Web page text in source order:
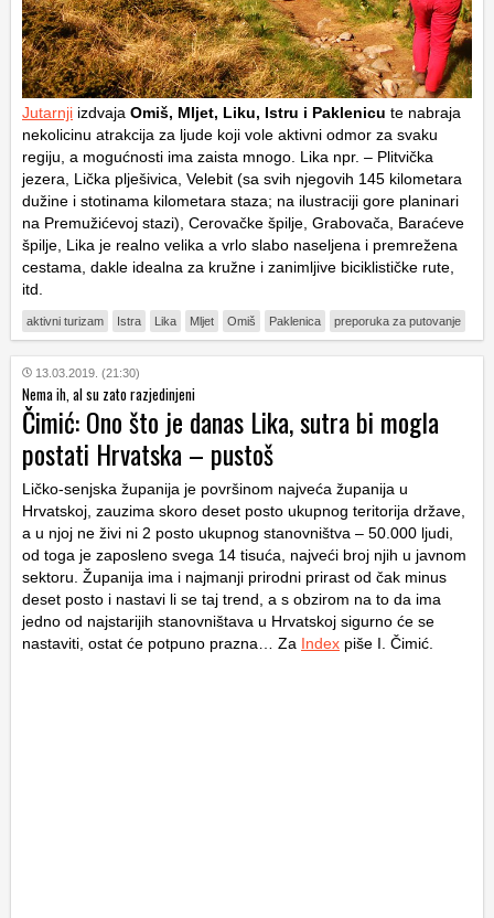
Jutarnji izdvaja Omiš, Mljet, Liku, Istru i Paklenicu te nabraja
nekolicinu atrakcija za ljude koji vole aktivni odmor za svaku
regiju, a mogućnosti ima zaista mnogo. Lika npr. – Plitvička
jezera, Lička plješivica, Velebit (sa svih njegovih 145 kilometara
dužine i stotinama kilometara staza; na ilustraciji gore planinari
na Premužićevoj stazi), Cerovačke špilje, Grabovača, Baraćeve
špilje, Lika je realno velika a vrlo slabo naseljena i premrežena
cestama, dakle idealna za kružne i zanimljive biciklističke rute,
itd.
aktivni turizam Istra Lika Mljet Omiš Paklenica preporuka za putovanje
13.03.2019. (21:30)
Nema ih, al su zato razjedinjeni
Čimić: Ono što je danas Lika, sutra bi mogla
postati Hrvatska – pustoš
Ličko-senjska županija je površinom najveća županija u
Hrvatskoj, zauzima skoro deset posto ukupnog teritorija države,
a u njoj ne živi ni 2 posto ukupnog stanovništva – 50.000 ljudi,
od toga je zaposleno svega 14 tisuća, najveći broj njih u javnom
sektoru. Županija ima i najmanji prirodni prirast od čak minus
deset posto i nastavi li se taj trend, a s obzirom na to da ima
jedno od najstarijih stanovništava u Hrvatskoj sigurno će se
nastaviti, ostat će potpuno prazna… Za Index piše I. Čimić.